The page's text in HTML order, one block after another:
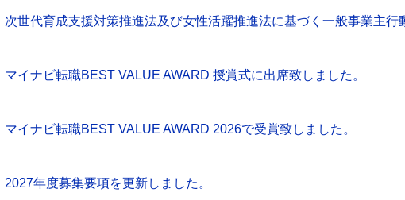
次世代育成支援対策推進法及び女性活躍推進法に基づく一般事業主行
マイナビ転職BEST VALUE AWARD 授賞式に出席致しました。
マイナビ転職BEST VALUE AWARD 2026で受賞致しました。
2027年度募集要項を更新しました。